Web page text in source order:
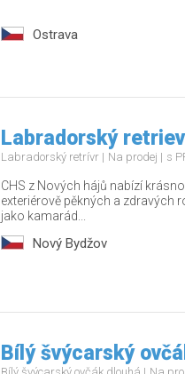
Ostrava
Labradorský
Labradorský retrívr Na prodej s
CHS z Nových hájů nabízí
exteriérově pěkných a zdravých
jako kamarád...
Nový Bydžov
Bílý švýcarský